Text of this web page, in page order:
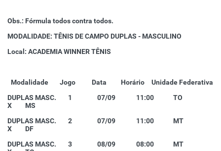
Obs.: Fórmula todos contra todos.
MODALIDADE: TÊNIS DE CAMPO DUPLAS - MASCULINO
Local: ACADEMIA WINNER TÊNIS
Modalidade Jogo Data Horário
Unidade Federativa
DUPLAS MASC. 1 07/09 11:00 TO
X MS
DUPLAS MASC. 2 07/09 11:00 MT
X DF
DUPLAS MASC. 3 08/09 08:00 MT